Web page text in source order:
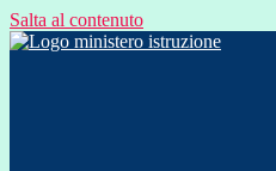
Salta al contenuto